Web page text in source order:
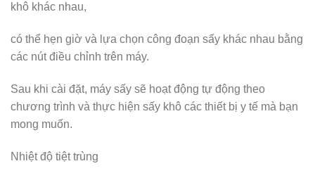
khô khác nhau,
có thể hẹn giờ và lựa chọn công đoạn sấy khác nhau bằng
các nút điều chỉnh trên máy.
Sau khi cài đặt, máy sấy sẽ hoạt động tự động theo
chương trình và thực hiện sấy khô các thiết bị y tế mà bạn
mong muốn.
Nhiệt độ tiệt trùng